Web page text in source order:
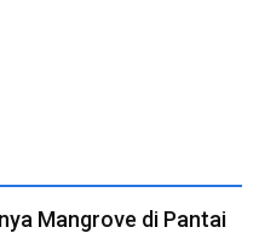
Mangrove di Pantai